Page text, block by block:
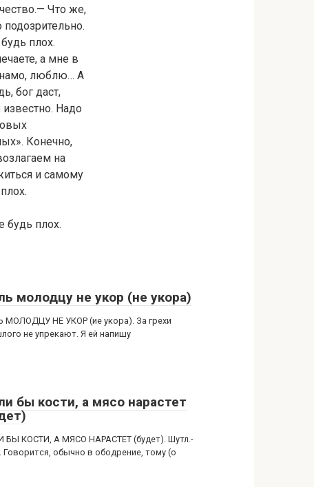
Что же,
плох.
а мне в
люблю… А
бог даст,
Надо
Конечно,
на
и самому
будь плох.
молодцу не укор (не укора)
МОЛОДЦУ НЕ УКОР (ие укора). За грехи
не упрекают. Я ей напишу
бы кости, а мясо нарастет
БЫ КОСТИ, А МЯСО НАРАСТЕТ (будет). Шутл.-
Говорится, обычно в ободрение, тому (о